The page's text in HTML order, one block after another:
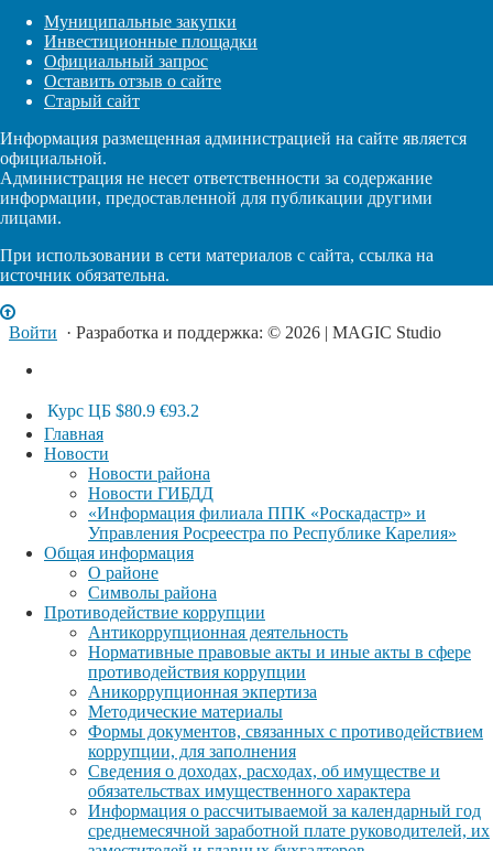
Муниципальные закупки
Инвестиционные площадки
Официальный запрос
Оставить отзыв о сайте
Старый сайт
Информация размещенная администрацией на сайте является
официальной.
Администрация не несет ответственности за содержание
информации, предоставленной для публикации другими
лицами.
При использовании в сети материалов с сайта, ссылка на
источник обязательна.
Войти · Разработка и поддержка: © 2026 | MAGIC Studio
Курс ЦБ $80.9 €93.2
Главная
Новости
Новости района
Новости ГИБДД
«Информация филиала ППК «Роскадастр» и
Управления Росреестра по Республике Карелия»
Общая информация
О районе
Символы района
Противодействие коррупции
Антикоррупционная деятельность
Нормативные правовые акты и иные акты в сфере
противодействия коррупции
Аникоррупционная экпертиза
Методические материалы
Формы документов, связанных с противодействием
коррупции, для заполнения
Сведения о доходах, расходах, об имуществе и
обязательствах имущественного характера
Информация о рассчитываемой за календарный год
среднемесячной заработной плате руководителей, их